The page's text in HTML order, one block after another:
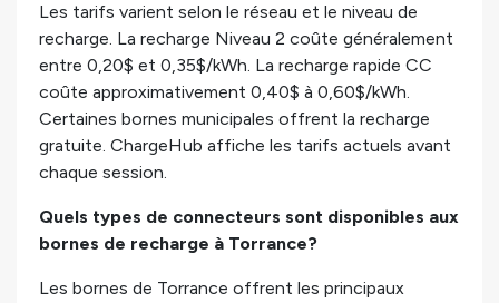
Les tarifs varient selon le réseau et le niveau de
recharge. La recharge Niveau 2 coûte généralement
entre 0,20$ et 0,35$/kWh. La recharge rapide CC
coûte approximativement 0,40$ à 0,60$/kWh.
Certaines bornes municipales offrent la recharge
gratuite. ChargeHub affiche les tarifs actuels avant
chaque session.
Quels types de connecteurs sont disponibles aux
bornes de recharge à Torrance?
Les bornes de Torrance offrent les principaux